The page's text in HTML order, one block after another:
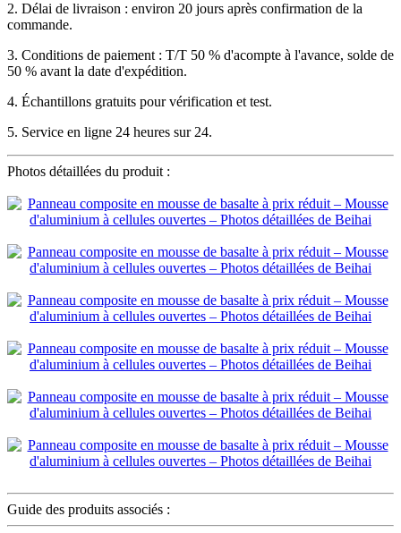
2. Délai de livraison : environ 20 jours après confirmation de la
commande.
3. Conditions de paiement : T/T 50 % d'acompte à l'avance, solde de
50 % avant la date d'expédition.
4. Échantillons gratuits pour vérification et test.
5. Service en ligne 24 heures sur 24.
Photos détaillées du produit :
Guide des produits associés :